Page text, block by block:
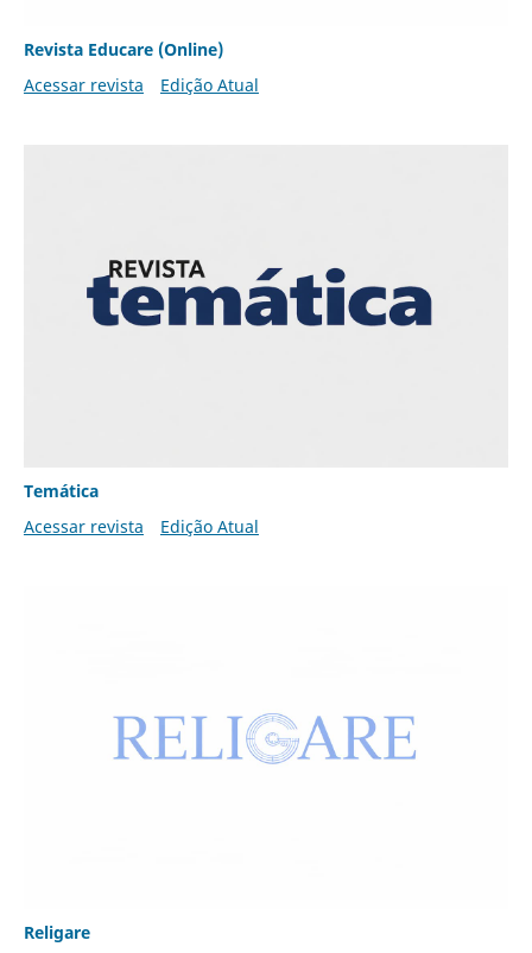
Revista Educare (Online)
Acessar revista
Edição Atual
Temática
Acessar revista
Edição Atual
Religare